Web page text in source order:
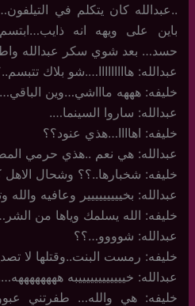
..عبدالله كان يتكلم في
باين على ويهه انه ذايب…ابتسم
حسد… بعد شوي سكر عبدالله
عبدالله: هااااااااا….شو بلاك
خليفه: هههه ماااشي…وين
عبدالله: ساروا السينما….
خليفه: اهاااا…هذي عنود؟؟
عبدالله: هي نعم ..هذي حرمي
خليفه: شخبارها..؟؟ وشحال الاهل
عبدالله: بخييييييييير وعافيه
خليفه: الله يسلمك وياها من
عبدالله: شوووو…؟؟
خليفه: رمست البنت..وقتلها لا
عبدالله: خييييييييييييبه
خليفه: هي والله… طفرتني